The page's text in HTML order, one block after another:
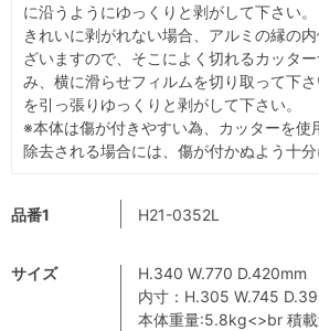
品番1 H21-0352L
サイズ
H.340 W.770 D.420mm
内寸：H.305 W.745
本体重量:5.8kg<>br 積
に沿うようにゆっくりと剥がして下さい。
きれいに剥がれない場合、アルミの縁の
ざいますので、そこによく切れるカッタ
み、横に滑らせフィルムを切り取って下
を引っ張りゆっくりと剥がして下さい。
※本体は傷が付きやすい為、カッターを使
除去される場合には、傷が付かぬよう十分